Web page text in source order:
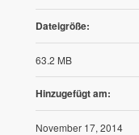
Dateigröße:
63.2 MB
Hinzugefügt am:
November 17, 2014